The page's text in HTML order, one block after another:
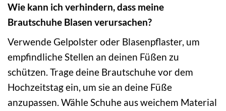
Wie kann ich verhindern, dass meine
Brautschuhe Blasen verursachen?
Verwende Gelpolster oder Blasenpflaster, um
empfindliche Stellen an deinen Füßen zu
schützen. Trage deine Brautschuhe vor dem
Hochzeitstag ein, um sie an deine Füße
anzupassen. Wähle Schuhe aus weichem Material